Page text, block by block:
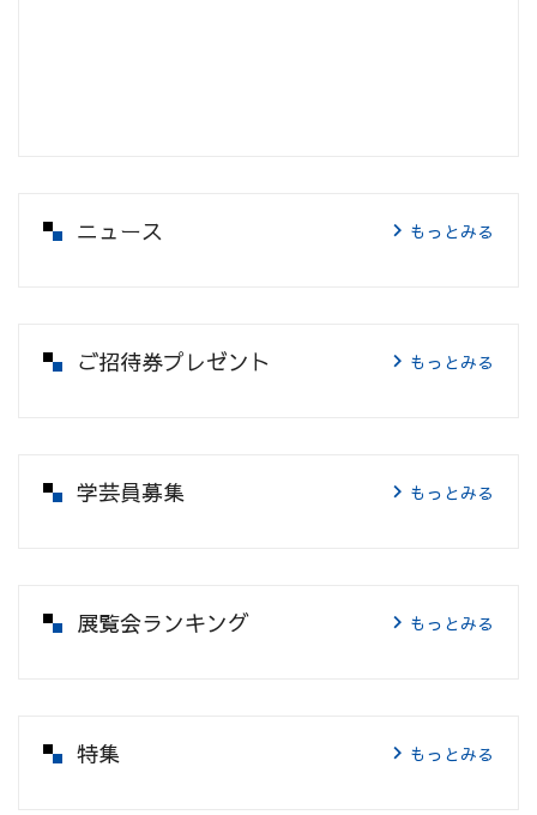
ニュース もっとみる
ご招待券プレゼント もっとみる
学芸員募集 もっとみる
展覧会ランキング もっとみる
特集 もっとみる